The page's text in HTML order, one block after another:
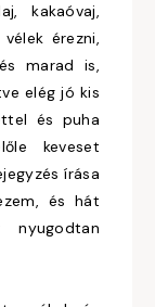
kakaóvaj,
érezni,
marad is,
elég jó kis
és puha
keveset
írása
és hát